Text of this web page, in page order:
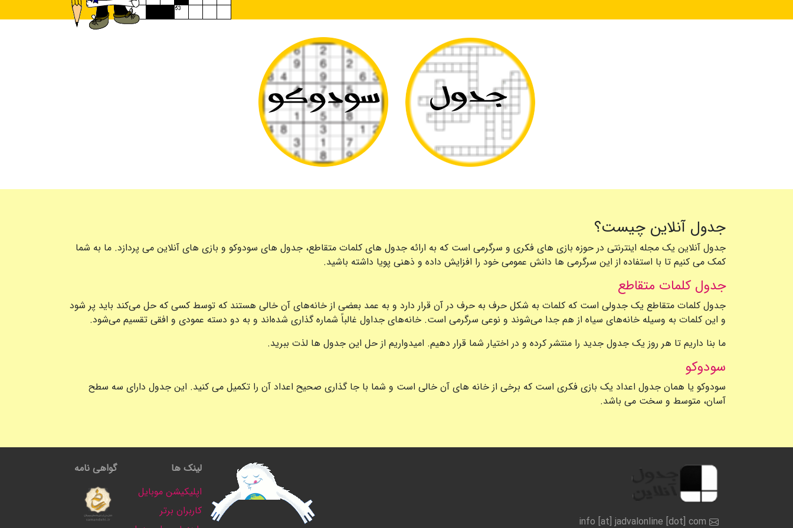
جدول آنلاین چیست؟
جدول آنلاین یک مجله اینترنتی در حوزه بازی های فکری و سرگرمی است که به ارائه جدول های کلمات متقاطع، جدول های سودوکو و بازی های آنلاین می پردازد. ما به شما
کمک می کنیم تا با استفاده از این سرگرمی ها دانش عمومی خود را افزایش داده و ذهنی پویا داشته باشید.
جدول کلمات متقاطع
جدول کلمات متقاطع یک جدولی است که کلمات به شکل حرف به حرف در آن قرار دارد و به عمد بعضی از خانه‌های آن خالی هستند که توسط کسی که حل می‌کند باید پر شود
و این کلمات به وسیله خانه‌های سیاه از هم جدا می‌شوند و نوعی سرگرمی است. خانه‌های جداول غالباً شماره گذاری شده‌اند و به دو دسته عمودی و افقی تقسیم می‌شود.
ما بنا داریم تا هر روز یک جدول جدید را منتشر کرده و در اختیار شما قرار دهیم. امیدواریم از حل این جدول ها لذت ببرید.
سودوکو
سودوکو یا همان جدول اعداد یک بازی فکری است که برخی از خانه های آن خالی است و شما با جا گذاری صحیح اعداد آن را تکمیل می کنید. این جدول دارای سه سطح
آسان، متوسط و سخت می باشد.
info [at] jadvalonline [dot] com
لینک ها
اپلیکیشن موبایل
کاربران برتر
گواهی نامه